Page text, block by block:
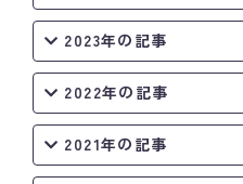
2023年の記事
2022年の記事
2021年の記事